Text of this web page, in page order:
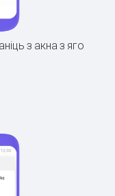
з акна з яго